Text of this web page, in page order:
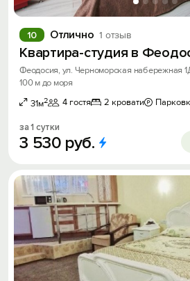
Отлично 1 отзыв
10
Квартира-студия в
Феодосия, ул. Черноморская набережная
100 м до моря
31м2 4 гостя 2 кровати
за 1 сутки
3 530 руб.